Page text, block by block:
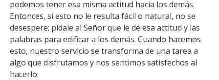
podemos tener esa misma actitud hacia los demás.
Entonces, si esto no le resulta fácil o natural, no se
desespere; pídale al Señor que le dé esa actitud y las
palabras para edificar a los demás. Cuando hacemos
esto, nuestro servicio se transforma de una tarea a
algo que disfrutamos y nos sentimos satisfechos al
hacerlo.